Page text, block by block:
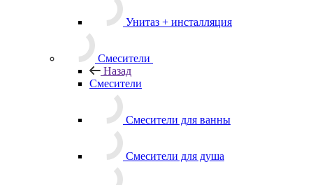
Унитаз + инсталляция
Смесители
Назад
Смесители
Смесители для ванны
Смесители для душа